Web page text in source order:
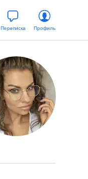
Переписка Профиль